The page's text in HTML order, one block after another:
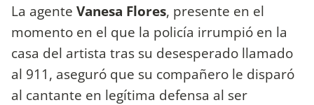
La agente Vanesa Flores, presente en el
momento en el que la policía irrumpió en la
casa del artista tras su desesperado llamado
al 911, aseguró que su compañero le disparó
al cantante en legítima defensa al ser